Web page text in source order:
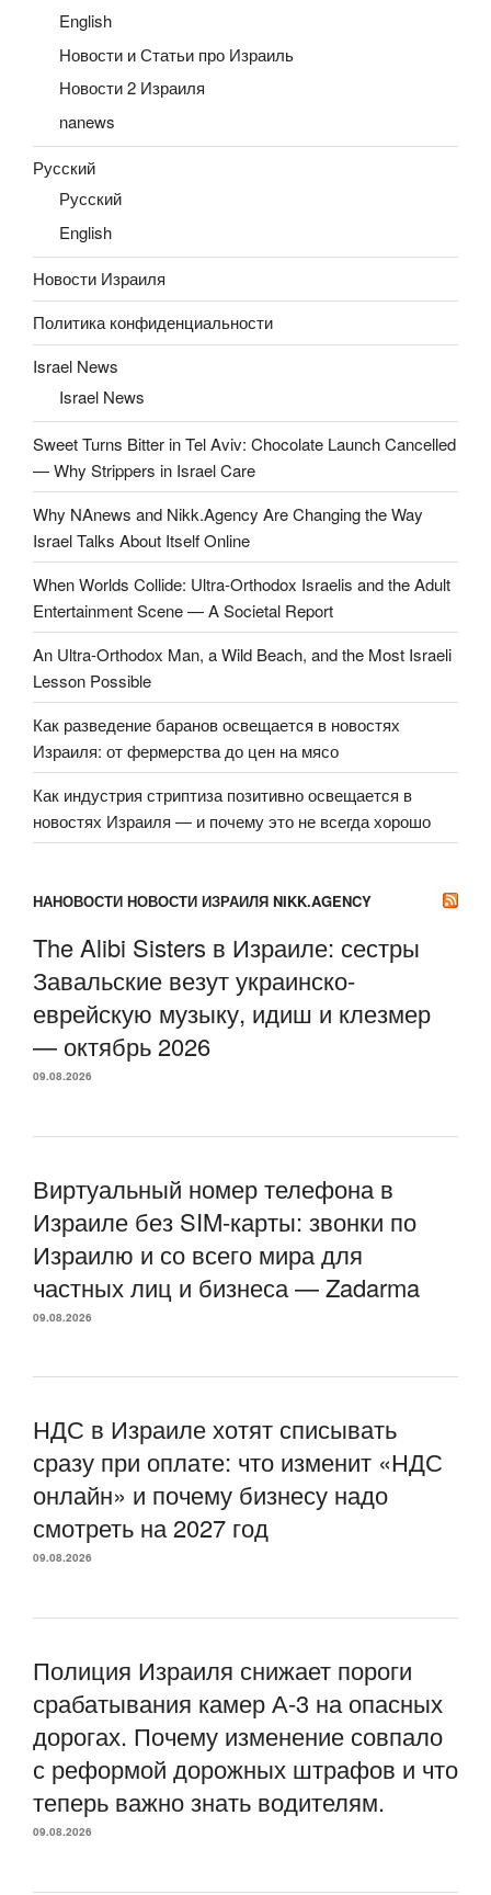
English
Новости и Статьи про Израиль
Новости 2 Израиля
nanews
Русский
Русский
English
Новости Израиля
Политика конфиденциальности
Israel News
Israel News
Sweet Turns Bitter in Tel Aviv: Chocolate Launch Cancelled
— Why Strippers in Israel Care
Why NAnews and Nikk.Agency Are Changing the Way
Israel Talks About Itself Online
When Worlds Collide: Ultra-Orthodox Israelis and the Adult
Entertainment Scene — A Societal Report
An Ultra-Orthodox Man, a Wild Beach, and the Most Israeli
Lesson Possible
Как разведение баранов освещается в новостях
Израиля: от фермерства до цен на мясо
Как индустрия стриптиза позитивно освещается в
новостях Израиля — и почему это не всегда хорошо
НАНОВОСТИ НОВОСТИ ИЗРАИЛЯ NIKK.AGENCY
The Alibi Sisters в Израиле: сестры
Завальские везут украинско-
еврейскую музыку, идиш и клезмер
— октябрь 2026
09.08.2026
Виртуальный номер телефона в
Израиле без SIM-карты: звонки по
Израилю и со всего мира для
частных лиц и бизнеса — Zadarma
09.08.2026
НДС в Израиле хотят списывать
сразу при оплате: что изменит «НДС
онлайн» и почему бизнесу надо
смотреть на 2027 год
09.08.2026
Полиция Израиля снижает пороги
срабатывания камер А-3 на опасных
дорогах. Почему изменение совпало
с реформой дорожных штрафов и что
теперь важно знать водителям.
09.08.2026